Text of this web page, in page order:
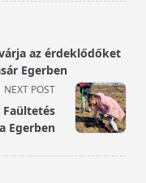
az érdeklődőket
Egerben
NEXT POST
Egerben